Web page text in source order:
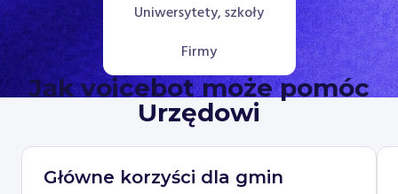
Uniwersytety, szkoły
Firmy
Jak voicebot może pomóc
Urzędowi
Główne korzyści dla gmin